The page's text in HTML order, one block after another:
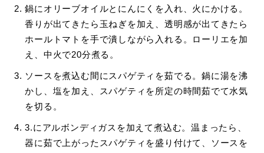
鍋にオリーブオイルとにんにくを入れ、火にかける。
香りが出てきたら玉ねぎを加え、透明感が出てきたら
ホールトマトを手で潰しながら入れる。ローリエを加
え、中火で20分煮る。
ソースを煮込む間にスパゲティを茹でる。鍋に湯を沸
かし、塩を加え、スパゲティを所定の時間茹でて水気
を切る。
3.にアルボンディガスを加えて煮込む。温まったら、
器に茹で上がったスパゲティを盛り付けて、ソースを